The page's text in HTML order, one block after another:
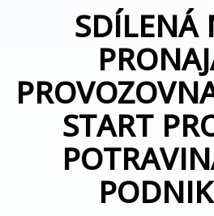
SDÍLENÁ
START